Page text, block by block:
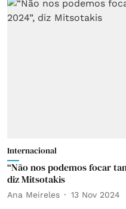
Internacional
“Não nos podemos focar
diz Mitsotakis
Ana Meireles 13 Nov 2024